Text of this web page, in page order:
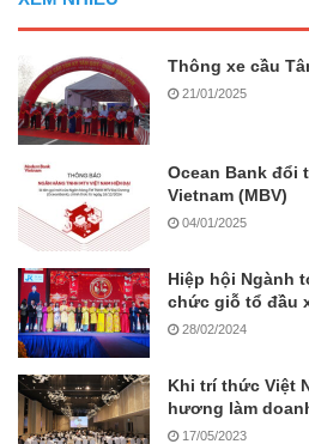
Thông xe cầu
21/01/2025
Ocean Bank đổi
Vietnam (MBV)
04/01/2025
Hiệp hội Ngành
chức giỗ tổ đầu
28/02/2024
Khi trí thức Việt
hương làm
17/05/2023